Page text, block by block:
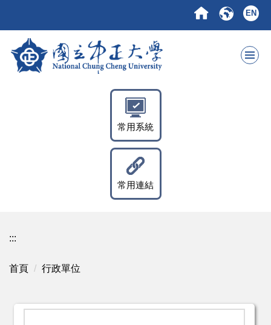
要
EN
常用系統
常用連結
:::
首頁 行政單位